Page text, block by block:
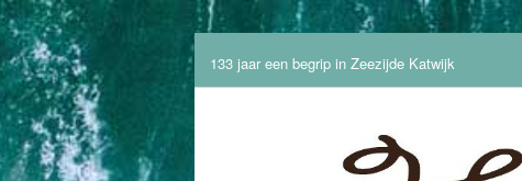
133 jaar een begrip in Zeezijde Katwijk